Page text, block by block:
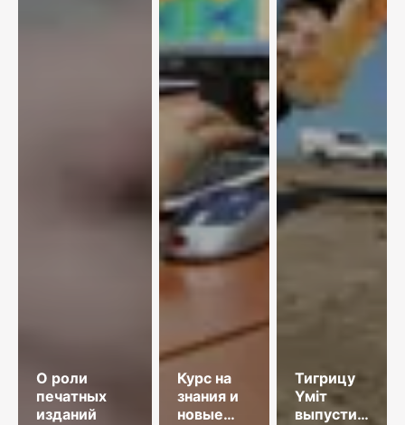
О роли
печатных
изданий
Курс на
знания и
новые
Тигрицу
Үміт
выпустили